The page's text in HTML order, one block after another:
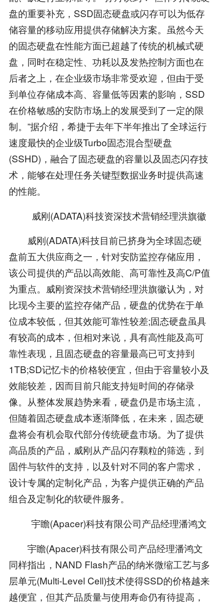
盘的重要补充，SSD固态硬盘或闪存可以为低存
储容量的移动应用提供存储解决方案。虽然今天
的固态硬盘在性能方面已超越了传统的机械式硬
盘，同时在稳定性、功耗以及发热控制方面也在
后者之上，在企业级市场非常受欢迎，但由于受
到单位存储成本高、容量低等因素的影响，SSD
在价格敏感的安防市场上的发展受到了一定的限
制。”据介绍，希捷于去年下半年推出了全球运行
速度最快的企业级Turbo固态混合型硬盘
(SSHD)，融合了固态硬盘的容量以及固态闪存技
术，能够在处理任务关键型数据业务时提供高速
的性能。
威刚(ADATA)科技资深技术营销经理洪旗徽
威刚(ADATA)科技目前已挤身为全球固态硬
盘前五大供应商之一，针对安防监控存储应用，
该公司提供的产品以高效能、高可靠性及高C/P值
为重点。威刚资深技术营销经理洪旗徽认为，对
比现今主要的监控存储产品，硬盘的优势在于单
位成本较低，但其效能可靠性较差;固态硬盘虽具
有较高的成本，但相对来说，具有高性能及高可
靠性表现，且固态硬盘的容量最高已可支持到
1TB;SD记忆卡的价格较便宜，但由于容量较小及
效能较差，因而目前只能支持短时间的存储录
像。从整体发展趋势来看，硬盘仍是市场主流，
但随着固态硬盘成本逐渐降低，在未来，固态硬
盘将会有机会取代部分传统硬盘市场。为了提供
高品质的产品，威刚从产品闪存颗粒的筛选，到
固件与软件的支持，以及针对不同的客户需求，
设计专属的定制化产品，为客户提供正确的产品
组合及定制化的软硬件服务。
宇瞻(Apacer)科技有限公司产品经理潘鸿文
宇瞻(Apacer)科技有限公司产品经理潘鸿文
同样指出，NAND Flash产品的纳米微缩工艺与多
层单元(Multi-Level Cell)技术使得SSD的价格越来
越便宜，但其产品质量与使用寿命仍有待提高，